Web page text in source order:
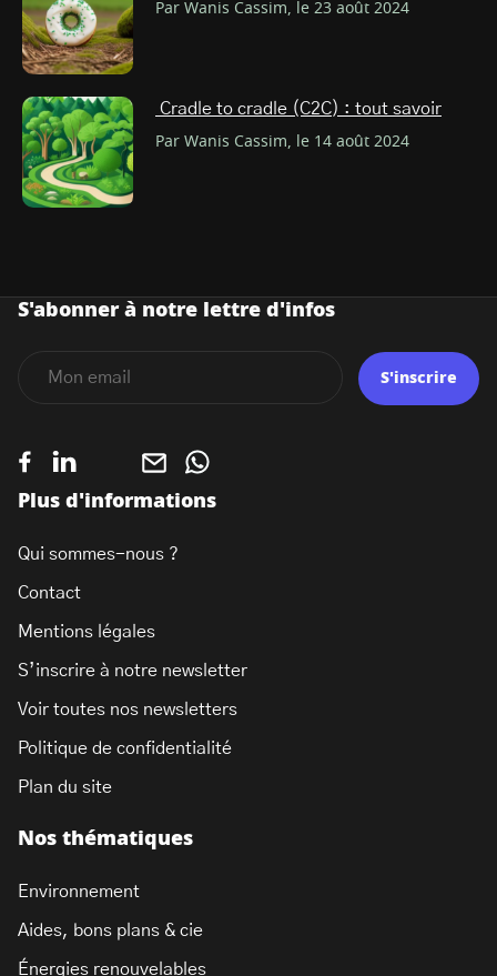
Par Wanis Cassim, le 23 août 2024
Cradle to cradle (C2C) : tout savoir
Par Wanis Cassim, le 14 août 2024
Nos thématiques
Environnement
Aides, bons plans & cie
Énergies renouvelables
Plus d'informations
Qui sommes-nous ?
Contact
Mentions légales
S’inscrire à notre newsletter
Voir toutes nos newsletters
Politique de confidentialité
Plan du site
S'abonner à notre lettre d'infos
S'inscrire